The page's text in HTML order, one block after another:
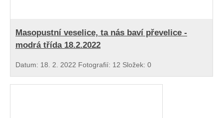
Masopustní veselice, ta nás baví převelice -
modrá třída 18.2.2022
Datum: 18. 2. 2022 Fotografií: 12 Složek: 0